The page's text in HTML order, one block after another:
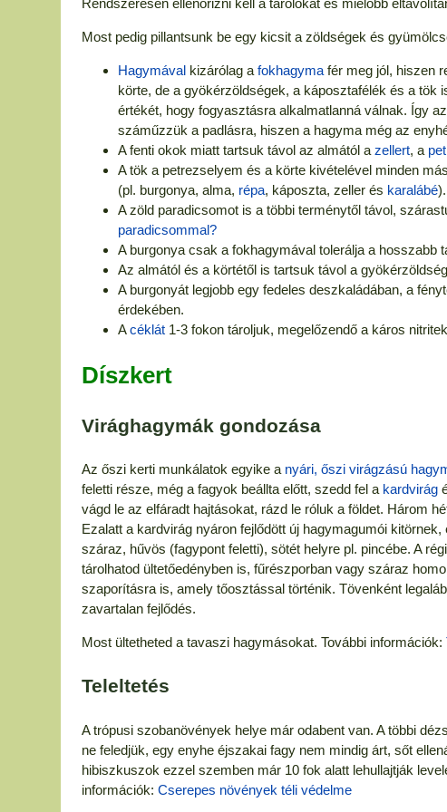
Most pedig pillantsunk be egy kicsit a zöldségek és
Hagymávalkizárólag a fokhagymafér meg jól, hiszen
körte, de a gyökérzöldségek, a káposztafélék és a
értékét, hogy fogyasztásra alkalmatlanná válnak. Így
száműzzük a padlásra, hiszen a hagyma még az
A fenti okok miatt tartsuk távol az almától a zellert, a
A tök a petrezselyem és a körte kivételével minden
(pl. burgonya, alma, répa, káposzta, zeller és karalábé).
A zöld paradicsomot is a többi terménytől távol,
paradicsommal?
A burgonya csak a fokhagymával tolerálja a hosszabb
Az almától és a körtétől is tartsuk távol a
A burgonyát legjobb egy fedeles deszkaládában, a
érdekében.
Acéklát1-3 fokon tároljuk, megelőzendő a káros
Díszkert
Virághagymák gondozása
Az őszi kerti munkálatok egyike a nyári, őszi virágzású
feletti része, még a fagyok beállta előtt, szedd fel a kardvirág
vágd le az elfáradt hajtásokat, rázd le róluk a földet. Három
Ezalatt a kardvirág nyáron fejlődött új hagymagumói
száraz, hűvös (fagypont feletti), sötét helyre pl. pincébe. A
tárolhatod ültetőedényben is, fűrészporban vagy száraz
szaporításra is, amely tőosztással történik. Tövenként
zavartalan fejlődés.
Most ültetheted a tavaszi hagymásokat. További információk:
Teleltetés
A trópusi szobanövények helye már odabent van. A többi
ne feledjük, egy enyhe éjszakai fagy nem mindig árt, sőt
hibiszkuszok ezzel szemben már 10 fok alatt lehullajtják
információk: Cserepes növények téli védelme